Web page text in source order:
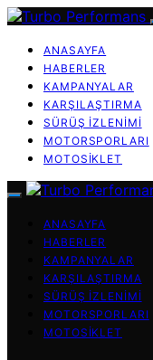
ANASAYFA
HABERLER
KAMPANYALAR
KARŞILAŞTIRMA
SÜRÜŞ İZLENIMI
MOTORSPORLARI
MOTOSIKLET
ANASAYFA
HABERLER
KAMPANYALAR
KARŞILAŞTIRMA
SÜRÜŞ İZLENIMI
MOTORSPORLARI
MOTOSIKLET